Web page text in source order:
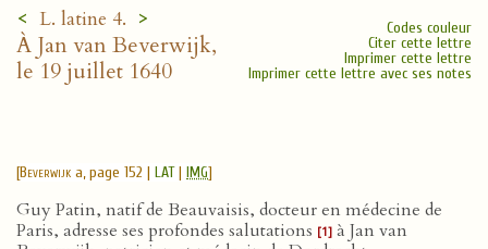
< L. latine 4. >
À Jan van Beverwijk,
le 19 juillet 1640
Codes couleur
Citer cette lettre
Imprimer cette lettre
Imprimer cette lettre avec ses notes
[Beverwijk a, page 152 | LAT| IMG]
Guy Patin, natif de Beauvaisis, docteur en médecine de
Paris, adresse ses profondes salutations [1] à Jan van